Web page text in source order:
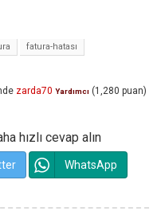
fatura-hatası
zarda70 Yardımcı (1,280 puan)
hızlı cevap alın
WhatsApp